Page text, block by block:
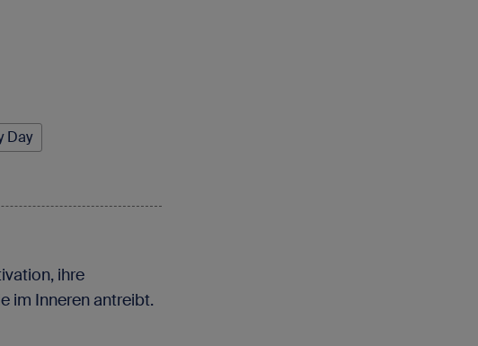
Day
ihre
im Inneren antreibt.